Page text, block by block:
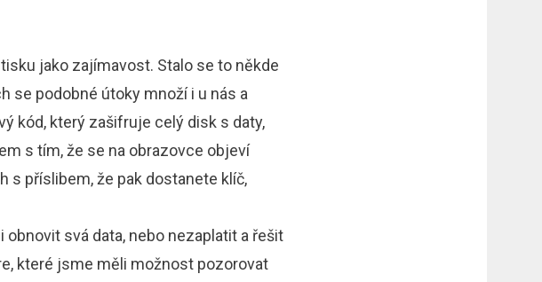
jako zajímavost. Stalo se to někde
se podobné útoky množí i u nás a
kód, který zašifruje celý disk s daty,
s tím, že se na obrazovce objeví
s příslibem, že pak dostanete klíč,
svá data, nebo nezaplatit a řešit
které jsme měli možnost pozorovat